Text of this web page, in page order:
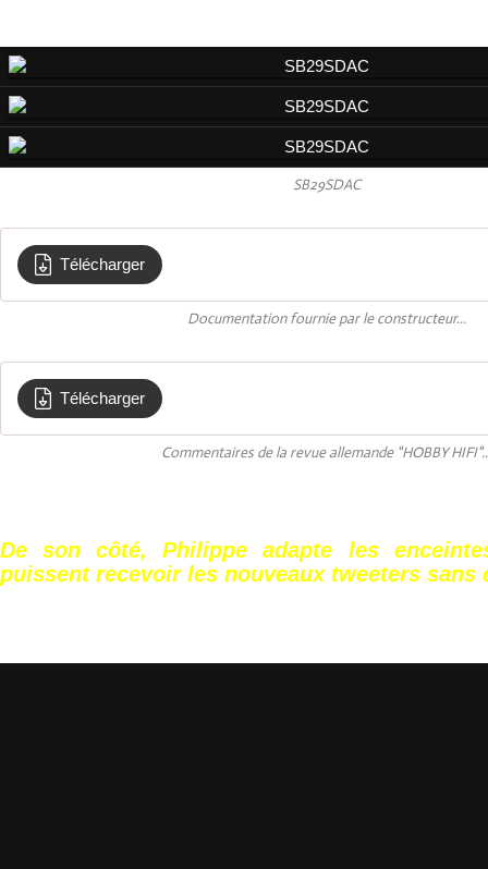
SB29SDAC
Télécharger
Documentation fournie par le constructeur...
Télécharger
Commentaires de la revue allemande "HOBBY
De son côté, Philippe adapte les
puissent recevoir les nouveaux tweeters sans